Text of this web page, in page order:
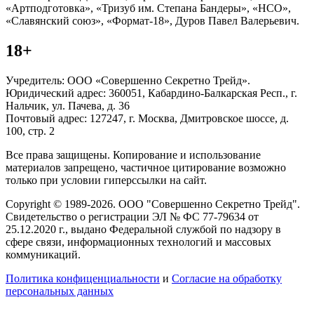
«Артподготовка», «Тризуб им. Степана Бандеры», «НСО»,
«Славянский союз», «Формат-18», Дуров Павел Валерьевич.
18+
Учредитель: ООО «Совершенно Секретно Трейд».
Юридический адрес: 360051, Кабардино-Балкарская Респ., г.
Нальчик, ул. Пачева, д. 36
Почтовый адрес: 127247, г. Москва, Дмитровское шоссе, д.
100, стр. 2
Все права защищены. Копирование и использование
материалов запрещено, частичное цитирование возможно
только при условии гиперссылки на сайт.
Copyright © 1989-2026. ООО "Совершенно Секретно Трейд".
Свидетельство о регистрации ЭЛ № ФС 77-79634 от
25.12.2020 г., выдано Федеральной службой по надзору в
сфере связи, информационных технологий и массовых
коммуникаций.
Политика конфиценциальности и Согласие на обработку
персональных данных